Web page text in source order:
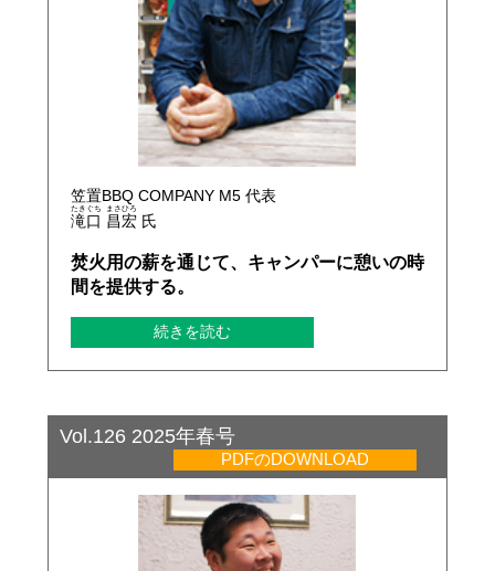
笠置BBQ COMPANY M5 代表
滝
たき
口
ぐち
昌
まさ
宏
ひろ
氏
焚火用の薪を通じて、キャンパーに憩いの時
間を提供する。
続きを読む
Vol.126 2025年春号
PDFのDOWNLOAD